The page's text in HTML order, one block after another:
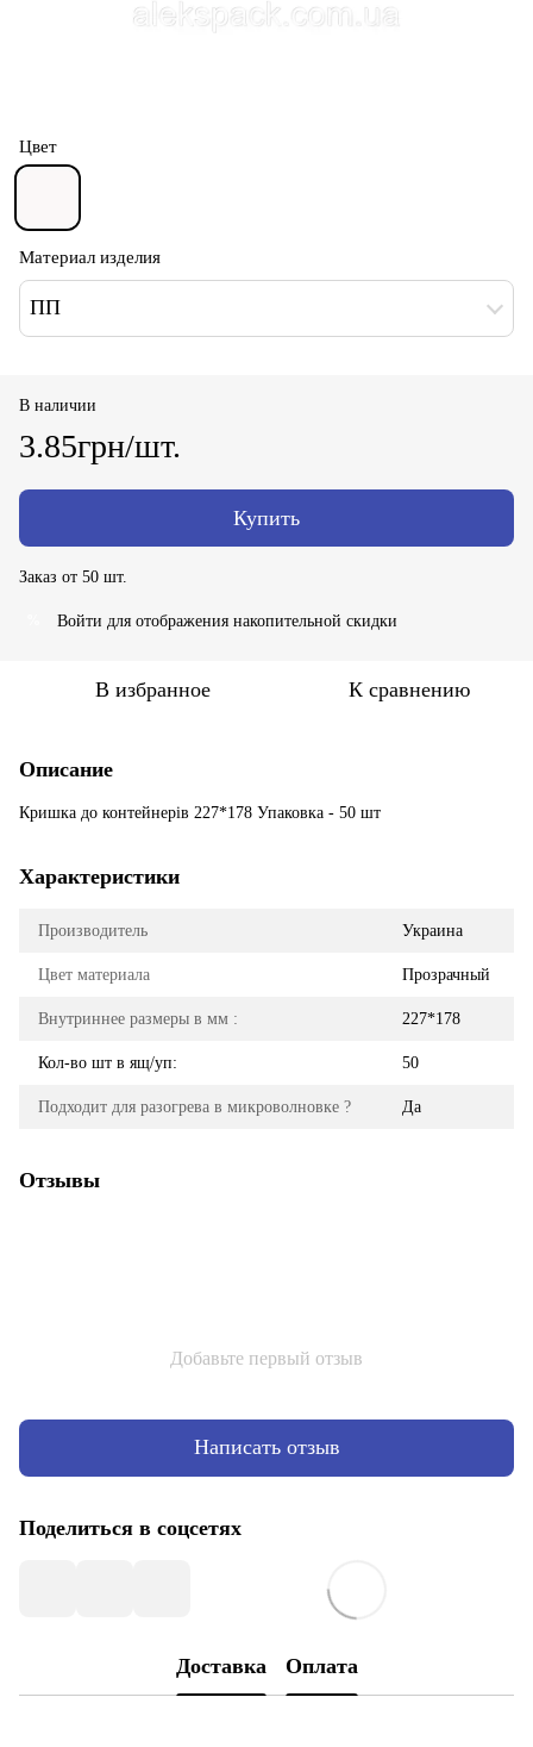
Цвет
Материал изделия
ПП
В наличии
3.85грн/шт.
Купить
Заказ от 50 шт.
Войти для отображения накопительной скидки
В избранное К сравнению
Описание
Кришка до контейнерів 227*178 Упаковка - 50 шт
Характеристики
Производитель Украина
Цвет материала Прозрачный
Внутриннее размеры в мм : 227*178
Кол-во шт в ящ/уп: 50
Подходит для разогрева в микроволновке ? Да
Отзывы
Добавьте первый отзыв
Написать отзыв
Поделиться в соцсетях
Доставка Оплата